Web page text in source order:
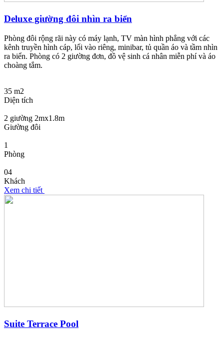
Deluxe giường đôi nhìn ra biển
Phòng đôi rộng rãi này có máy lạnh, TV màn hình phẳng với các
kênh truyền hình cáp, lối vào riêng, minibar, tủ quần áo và tầm nhìn
ra biển. Phòng có 2 giường đơn, đồ vệ sinh cá nhân miễn phí và áo
choàng tắm.
35 m2
Diện tích
2 giường 2mx1.8m
Giường đôi
1
Phòng
04
Khách
Xem chi tiết
Suite Terrace Pool